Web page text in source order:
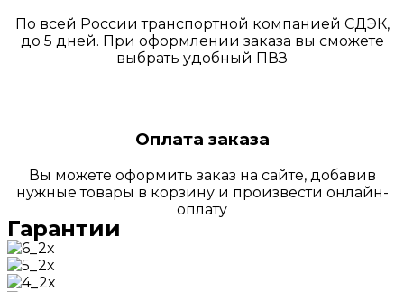
По всей России транспортной компанией СДЭК,
до 5 дней. При оформлении заказа вы сможете
выбрать удобный ПВЗ
Оплата заказа
Вы можете оформить заказ на сайте, добавив
нужные товары в корзину и произвести онлайн-
оплату
Гарантии